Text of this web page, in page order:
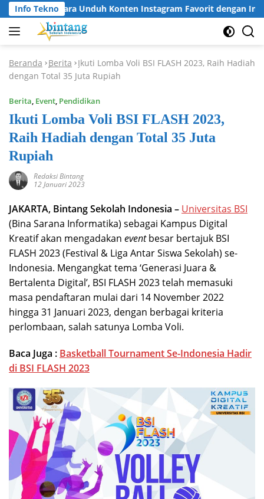
Langsung
ke
konten
Info TeknoCara Unduh Konten Instagram Favorit dengan
Beranda -Berita -Ikuti Lomba Voli BSI FLASH 2023, Raih Hadiah
dengan Total 35 Juta Rupiah
Berita, Event, Pendidikan
Ikuti Lomba Voli BSI FLASH 2023,
Raih Hadiah dengan Total 35 Juta
Rupiah
Redaksi Bintang
12 Januari 2023
JAKARTA, Bintang Sekolah Indonesia – Universitas BSI
(Bina Sarana Informatika) sebagai Kampus Digital
Kreatif akan mengadakan eventbesar bertajuk BSI
FLASH 2023 (Festival & Liga Antar Siswa Sekolah) se-
Indonesia. Mengangkat tema ‘Generasi Juara &
Bertalenta Digital’, BSI FLASH 2023 telah memasuki
masa pendaftaran mulai dari 14 November 2022
hingga 31 Januari 2023, dengan berbagai kriteria
perlombaan, salah satunya Lomba Voli.
Baca Juga : Basketball Tournament Se-Indonesia Hadir
di BSI FLASH 2023